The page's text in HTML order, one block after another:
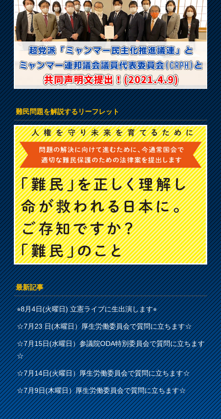
難民問題を解説するリーフレット
最新記事
⭐︎8月4日(火曜日) 立憲ライブに生出演します⭐︎
☆7月23 日(木曜日）厚生労働委員会で質問に立ちます☆
☆7月15日(水曜日）参議院ODA特別委員会で質問に立ちます
☆
☆7月14日(火曜日）厚生労働委員会で質問に立ちます☆
☆7月9日(木曜日）厚生労働委員会で質問に立ちます☆